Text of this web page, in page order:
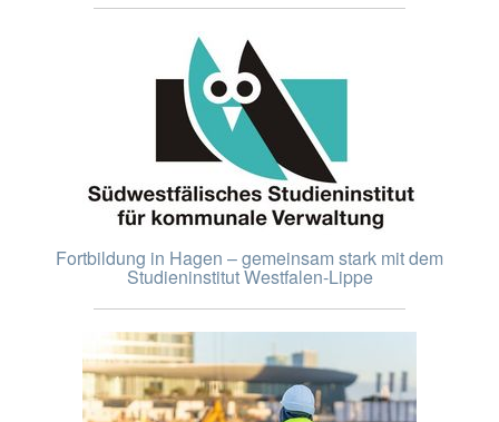
Fortbildung in Hagen – gemeinsam stark mit dem
Studieninstitut Westfalen-Lippe